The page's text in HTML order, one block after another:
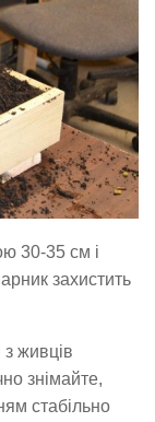
30-35 см і
захистить
з живців
знімайте,
стабільно